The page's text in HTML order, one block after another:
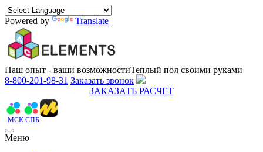
Powered by Translate
Наш опыт - ваши возможностиТеплый пол своими руками
8-800-201-98-31 Заказать звонок
ЗАКАЗАТЬ РАСЧЕТ
МСК СПБ
Меню